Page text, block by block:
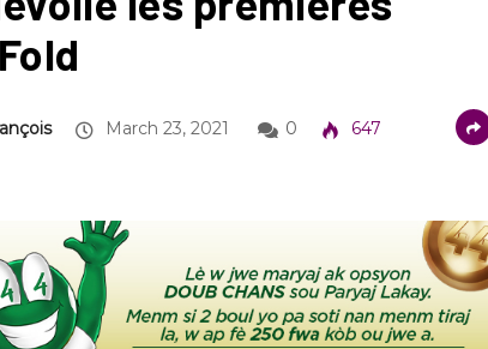
March 23, 2021 0 647